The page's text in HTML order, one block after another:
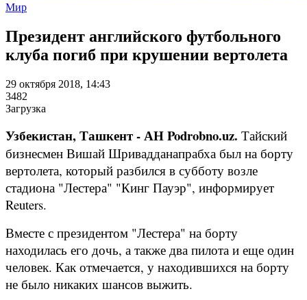
Мир
Президент английского футбольного
клуба погиб при крушении вертолета
29 октября 2018, 14:43
3482
Загрузка
Узбекистан, Ташкент - АН Podrobno.uz. Тайский
бизнесмен Вишай Шривадданапрабха был на борту
вертолета, который разбился в субботу возле
стадиона "Лестера" "Кинг Пауэр", информирует
Reuters.
Вместе с президентом "Лестера" на борту
находилась его дочь, а также два пилота и еще один
человек. Как отмечается, у находившихся на борту
не было никаких шансов выжить.